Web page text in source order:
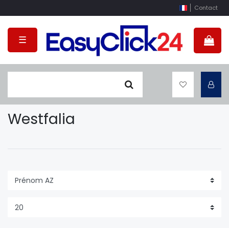
Contact
☰
Westfalia